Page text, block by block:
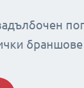
браншове